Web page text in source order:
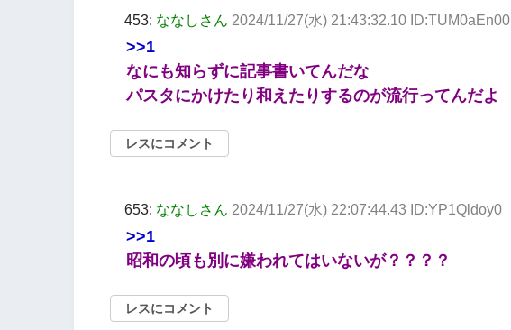
453: ななしさん 2024/11/27(水) 21:43:32.10 ID:TUM0aEn00
>>1
なにも知らずに記事書いてんだな
パスタにかけたり和えたりするのが流行ってんだよ
レスにコメント
653: ななしさん 2024/11/27(水) 22:07:44.43 ID:YP1Qldoy0
>>1
昭和の頃も別に嫌われてはいないが？？？？
レスにコメント